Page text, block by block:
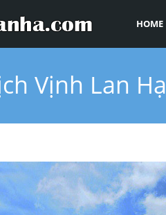
HOME
Vịnh Lan Hạ